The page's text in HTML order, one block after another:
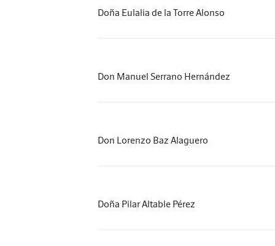
Doña Eulalia de la Torre Alonso
Don Manuel Serrano Hernández
Don Lorenzo Baz Alaguero
Doña Pilar Altable Pérez